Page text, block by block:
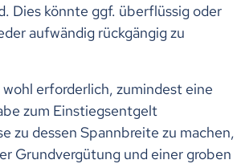
Dies könnte ggf. überflüssig oder
aufwändig rückgängig zu
erforderlich, zumindest eine
zum Einstiegsentgelt
zu dessen Spannbreite zu machen,
Grundvergütung und einer groben